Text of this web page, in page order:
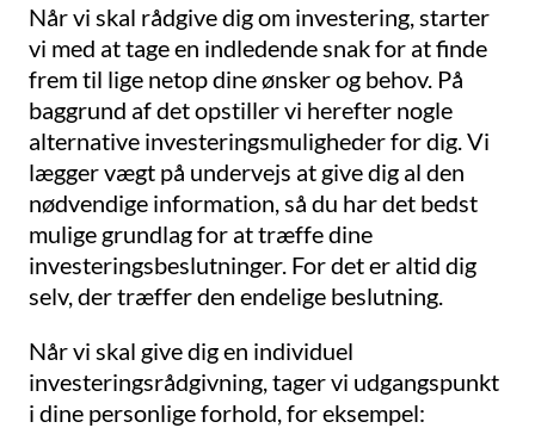
Når vi skal rådgive dig om investering, starter
vi med at tage en indledende snak for at finde
frem til lige netop dine ønsker og behov. På
baggrund af det opstiller vi herefter nogle
alternative investeringsmuligheder for dig. Vi
lægger vægt på undervejs at give dig al den
nødvendige information, så du har det bedst
mulige grundlag for at træffe dine
investeringsbeslutninger. For det er altid dig
selv, der træffer den endelige beslutning.
Når vi skal give dig en individuel
investeringsrådgivning, tager vi udgangspunkt
i dine personlige forhold, for eksempel: